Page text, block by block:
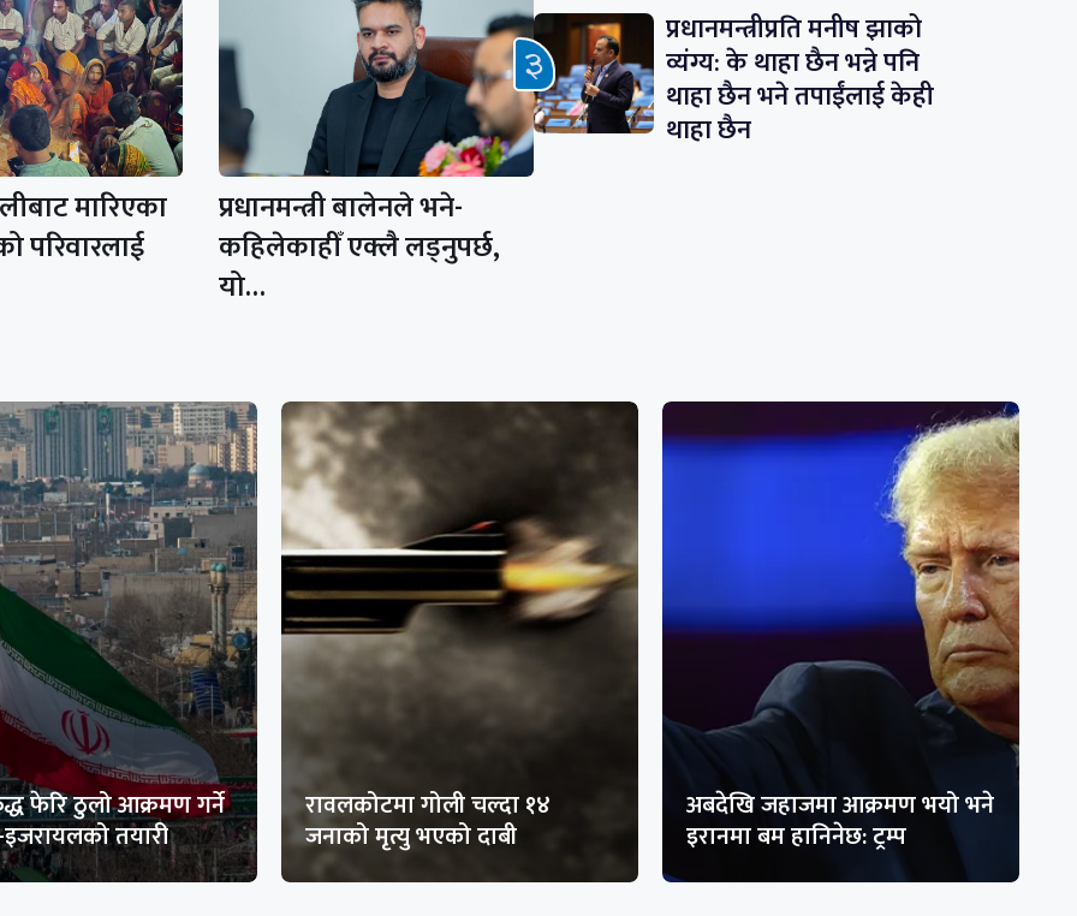
मारिएका
परिवारलाई
प्रधानमन्त्री बालेनले भने-
कहिलेकाहीँ एक्लै लड्नुपर्छ,
यो…
प्रधानमन्त्रीप्रति मनीष झाको
व्यंग्य: के थाहा छैन भन्ने पनि
थाहा छैन भने तपाईंलाई केही
थाहा छैन
फेरि ठुलो आक्रमण गर्ने
तयारी
रावलकोटमा गोली चल्दा १४
जनाको मृत्यु भएको दाबी
अबदेखि जहाजमा आक्रमण भयो भने
इरानमा बम हानिनेछ: ट्रम्प